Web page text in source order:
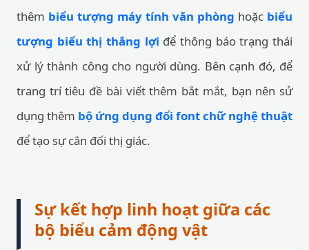
thêm biểu tượng máy tính văn phòng hoặc biểu
tượng biểu thị thắng lợi để thông báo trạng thái
xử lý thành công cho người dùng. Bên cạnh đó, để
trang trí tiêu đề bài viết thêm bắt mắt, bạn nên sử
dụng thêm bộ ứng dụng đổi font chữ nghệ thuật
để tạo sự cân đối thị giác.
Sự kết hợp linh hoạt giữa các
bộ biểu cảm động vật